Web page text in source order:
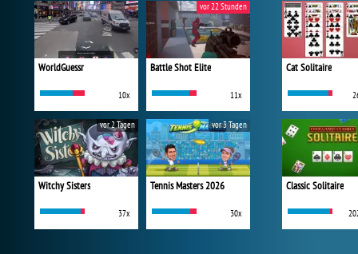
WorldGuessr
10x
Battle Shot Elite
11x
vor 22 Stunden
Witchy Sisters
37x
vor 2 Tagen
Tennis Masters 2026
30x
vor 3 Tagen
Cat Solitaire
Classic Solitaire